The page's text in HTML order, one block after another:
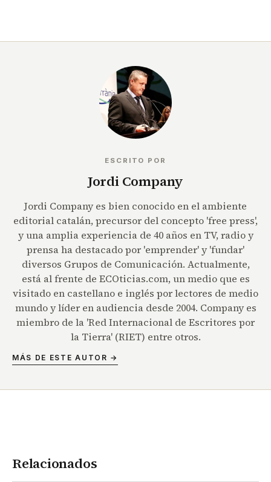
ESCRITO POR
Jordi Company
Jordi Company es bien conocido en el ambiente
editorial catalán, precursor del concepto 'free press',
y una amplia experiencia de 40 años en TV, radio y
prensa ha destacado por 'emprender' y 'fundar'
diversos Grupos de Comunicación. Actualmente,
está al frente de ECOticias.com, un medio que es
visitado en castellano e inglés por lectores de medio
mundo y líder en audiencia desde 2004. Company es
miembro de la 'Red Internacional de Escritores por
la Tierra' (RIET) entre otros.
MÁS DE ESTE AUTOR →
Relacionados